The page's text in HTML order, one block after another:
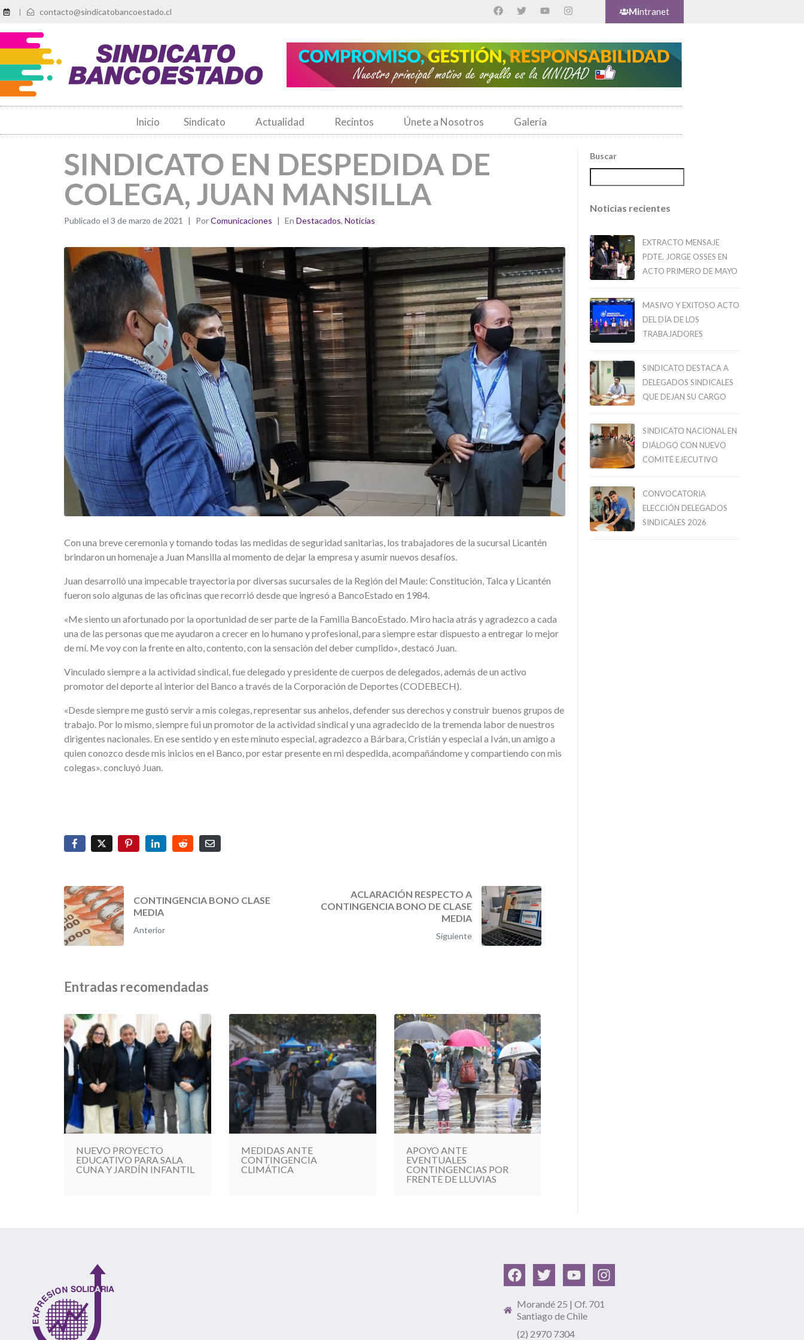
| contacto@sindicatobancoestado.cl Mintranet
Inicio Sindicato Actualidad Recintos Únete a Nosotros Galería
SINDICATO EN DESPEDIDA DE
COLEGA, JUAN MANSILLA
Publicado el 3 de marzo de 2021 PorComunicaciones En Destacados, Noticias
Con una breve ceremonia y tomando todas las medidas de seguridad sanitarias, los trabajadores de la sucursal Licantén
brindaron un homenaje a Juan Mansilla al momento de dejar la empresa y asumir nuevos desafíos.
Juan desarrolló una impecable trayectoria por diversas sucursales de la Región del Maule: Constitución, Talca y Licantén
fueron solo algunas de las oficinas que recorrió desde que ingresó a BancoEstado en 1984.
«Me siento un afortunado por la oportunidad de ser parte de la Familia BancoEstado. Miro hacia atrás y agradezco a cada
una de las personas que me ayudaron a crecer en lo humano y profesional, para siempre estar dispuesto a entregar lo mejor
de mí. Me voy con la frente en alto, contento, con la sensación del deber cumplido», destacó Juan.
Vinculado siempre a la actividad sindical, fue delegado y presidente de cuerpos de delegados, además de un activo
promotor del deporte al interior del Banco a través de la Corporación de Deportes (CODEBECH).
«Desde siempre me gustó servir a mis colegas, representar sus anhelos, defender sus derechos y construir buenos grupos de
trabajo. Por lo mismo, siempre fui un promotor de la actividad sindical y una agradecido de la tremenda labor de nuestros
dirigentes nacionales. En ese sentido y en este minuto especial, agradezco a Bárbara, Cristián y especial a Iván, un amigo a
quien conozco desde mis inicios en el Banco, por estar presente en mi despedida, acompañándome y compartiendo con mis
colegas». concluyó Juan.
CONTINGENCIA BONO CLASE
MEDIA
Anterior
ACLARACIÓN RESPECTO A
CONTINGENCIA BONO DE CLASE
MEDIA
Siguiente
Entradas recomendadas
NUEVO PROYECTO
EDUCATIVO PARA SALA
CUNA Y JARDÍN INFANTIL
MEDIDAS ANTE
CONTINGENCIA
CLIMÁTICA
APOYO ANTE
EVENTUALES
CONTINGENCIAS POR
FRENTE DE LLUVIAS
Buscar
Noticias recientes
EXTRACTO MENSAJE
PDTE. JORGE OSSES EN
ACTO PRIMERO DE MAYO
MASIVO Y EXITOSO ACTO
DEL DÍA DE LOS
TRABAJADORES
SINDICATO DESTACA A
DELEGADOS SINDICALES
QUE DEJAN SU CARGO
SINDICATO NACIONAL EN
DIÁLOGO CON NUEVO
COMITÉ EJECUTIVO
CONVOCATORIA
ELECCIÓN DELEGADOS
SINDICALES 2026
Morandé 25 | Of. 701
Santiago de Chile
(2) 2970 7304